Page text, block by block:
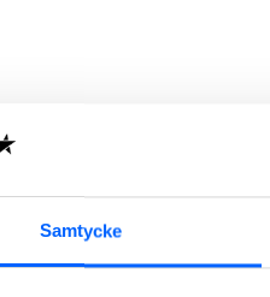
Samtycke